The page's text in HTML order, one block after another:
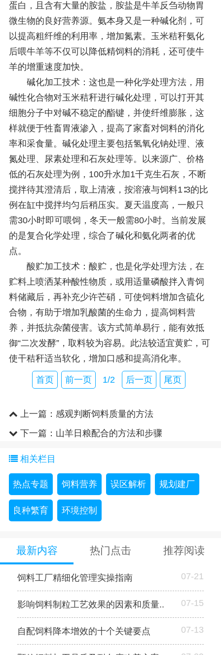
蛋白，且含有大量的胺盐，胺盐是牛羊反刍动物胃
微生物的良好营养源。氨本身又是一种碱化剂，可
以提高粗纤维的利用率，增加氮素。玉米秸秆氨化
后喂牛羊等不仅可以降低精饲料的消耗，还可使牛
羊的增重速度加快。
碱化加工技术：这也是一种化学处理方法，用
碱性化合物对玉米秸秆进行碱化处理，可以打开其
细胞分子中对碱不稳定的酯键，并使纤维膨胀，这
样就便于牲畜胃液渗入，提高了家畜对饲料的消化
率和采食量。碱化处理主要包括氢氧化钠处理、液
氮处理、尿素处理和石灰处理等。以来源广、价格
低的石灰处理为例，100升水加1千克生石灰，不断
搅拌待其澄清后，取上清液，按溶液与饲料1∶3的比
例在缸中搅拌均匀后稍压实。夏天温度高，一般只
需30小时即可喂饲，冬天一般需80小时。当前发展
的是复合化学处理，综合了碱化和氨化两者的优
点。
酸贮加工技术：酸贮，也是化学处理方法，在
贮料上喷洒某种酸性物质，或用适量磷酸拌入青饲
料储藏后，再补充少许芒硝，可使饲料增加含硫化
合物，有助于增加乳酸菌的生命力，提高饲料营
养，并抵抗杂菌侵害。该方式简单易行，能有效抵
御“二次发酵”，取料较为容易。此法较适宜黄贮，可
使干秸秆适当软化，增加口感和提高消化率。
首页 前一页 1/2 后一页 尾页
上一篇： 感观判断饲料质量的方法
下一篇： 山羊日粮配合的方法和步骤
相关栏目
热点专题 饲料营养 误区解析 规划建厂
良种繁育 环境控制
最新内容 热门点击 推荐阅读
饲料工厂精细化管理实操指南 07-21
影响饲料制粒工艺效果的因素和质量.. 07-15
自配饲料降本增效的十个关键要点 07-13